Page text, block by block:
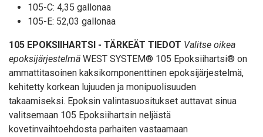
105-C: 4,35 gallonaa
105-E: 52,03 gallonaa
105 EPOKSIIHARTSI - TÄRKEÄT TIEDOT Valitse oikea
epoksijärjestelmä WEST SYSTEM® 105 Epoksiihartsi® on
ammattitasoinen kaksikomponenttinen epoksijärjestelmä,
kehitetty korkean lujuuden ja monipuolisuuden
takaamiseksi. Epoksin valintasuositukset auttavat sinua
valitsemaan 105 Epoksiihartsin neljästä
kovetinvaihtoehdosta parhaiten vastaamaan